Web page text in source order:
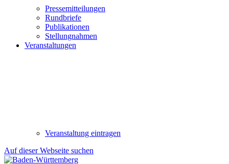
Pressemitteilungen
Rundbriefe
Publikationen
Stellungnahmen
Veranstaltungen
Veranstaltung eintragen
Auf dieser Webseite suchen